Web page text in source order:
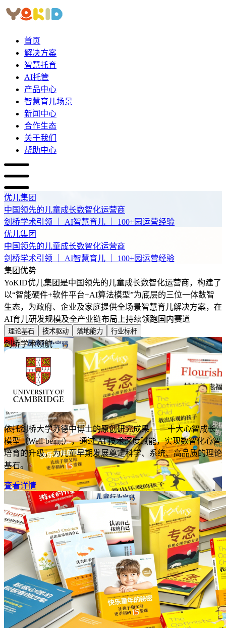
首页
解决方案
智慧托育
AI托管
产品中心
智慧育儿场景
新闻中心
合作生态
关于我们
帮助中心
优儿集团
中国领先的儿童成长数智化运营商
剑桥学术引领 ｜ AI智慧育儿 ｜ 100+园运营经验
优儿集团
中国领先的儿童成长数智化运营商
剑桥学术引领 ｜ AI智慧育儿 ｜ 100+园运营经验
集团优势
YoKID优儿集团是中国领先的儿童成长数智化运营商，构建了
以“智能硬件+软件平台+AI算法模型”为底层的三位一体数智
生态，为政府、企业及家庭提供全场景智慧育儿解决方案，在
AI育儿研发规模及全产业链布局上持续领跑国内赛道
理论基石 技术驱动 落地能力 行业标杆
剑桥学术领航
依托剑桥大学苏德中博士的原创研究成果 ——十大心智成长
模型（Well-being），通过 AI 技术深度赋能，实现数智化心智
培育的升级，为儿童早期发展奠定科学、系统、高品质的理论
基石。
查看详情